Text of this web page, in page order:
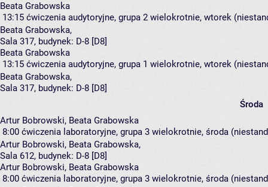
Beata Grabowska
13:15 ćwiczenia audytoryjne, grupa 2 wielokrotnie, wtorek
Beata Grabowska,
Sala 317, budynek: D-8 [D8]
Beata Grabowska
13:15 ćwiczenia audytoryjne, grupa 1 wielokrotnie, wtorek
Beata Grabowska,
Sala 317, budynek: D-8 [D8]
Środa
Artur Bobrowski, Beata Grabowska
8:00 ćwiczenia laboratoryjne, grupa 3 wielokrotnie, środa
Artur Bobrowski, Beata Grabowska,
Sala 612, budynek: D-8 [D8]
Artur Bobrowski, Beata Grabowska
8:00 ćwiczenia laboratoryjne, grupa 3 wielokrotnie, środa